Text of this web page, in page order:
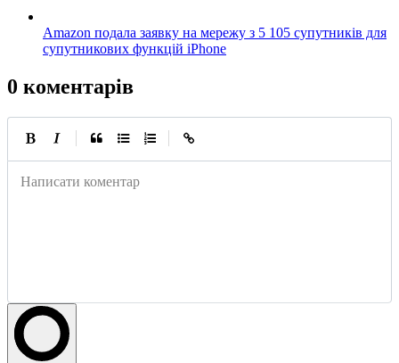
Amazon подала заявку на мережу з 5 105 супутників для
супутникових функцій iPhone
0 коментарів
Написати коментар